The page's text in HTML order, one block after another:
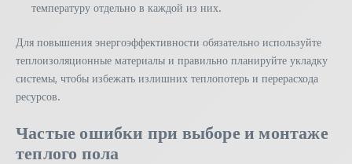
температуру отдельно в каждой из них.
Для повышения энергоэффективности обязательно используйте
теплоизоляционные материалы и правильно планируйте укладку
системы, чтобы избежать излишних теплопотерь и перерасхода
ресурсов.
Частые ошибки при выборе и монтаже
теплого пола